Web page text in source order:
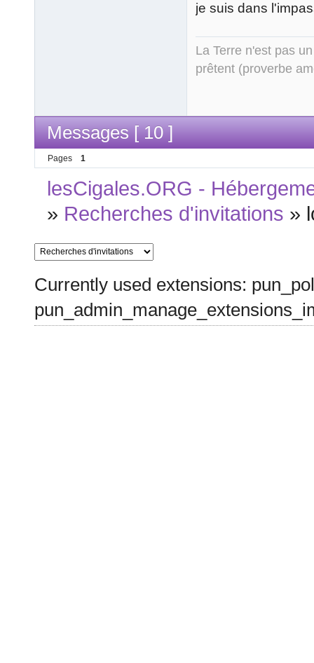
je suis dans
La Terre n'est pas
prêtent (proverbe
Messages [ 10 ]
Pages 1
lesCigales.ORG -
» Recherches d'invitations »
Currently used extensions: